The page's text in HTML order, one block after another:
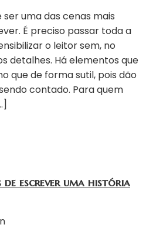
uma das cenas mais
É preciso passar toda a
o leitor sem, no
detalhes. Há elementos que
que de forma sutil, pois dão
contado. Para quem
de escrever uma história